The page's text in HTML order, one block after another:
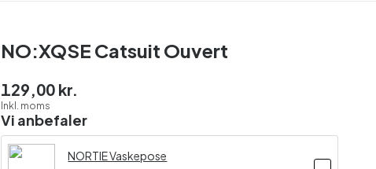
NO:XQSE Catsuit Ouvert
129,00 kr.
Inkl. moms
Vi anbefaler
NORTIE Vaskepose